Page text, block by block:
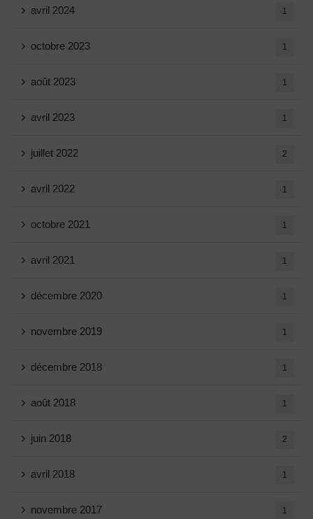
avril 2024 1
octobre 2023 1
août 2023 1
avril 2023 1
juillet 2022 2
avril 2022 1
octobre 2021 1
avril 2021 1
décembre 2020 1
novembre 2019 1
décembre 2018 1
août 2018 1
juin 2018 2
avril 2018 1
novembre 2017 1